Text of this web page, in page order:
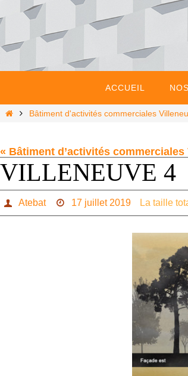
Passer
vers
le
contenu
ACCUEIL
HomeBâtiment d'activités commerciales
« Bâtiment d’activités commerciales
VILLENEUVE 4
Atebat 17 juillet 2019 La taille